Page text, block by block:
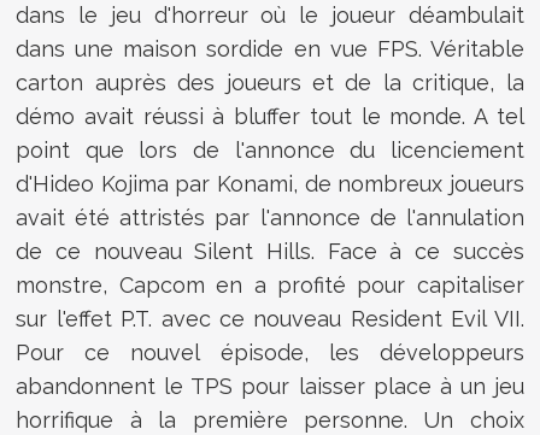
dans le jeu d'horreur où le joueur déambulait
dans une maison sordide en vue FPS. Véritable
carton auprès des joueurs et de la critique, la
démo avait réussi à bluffer tout le monde. A tel
point que lors de l'annonce du licenciement
d'Hideo Kojima par Konami, de nombreux joueurs
avait été attristés par l'annonce de l'annulation
de ce nouveau Silent Hills. Face à ce succès
monstre, Capcom en a profité pour capitaliser
sur l'effet P.T. avec ce nouveau Resident Evil VII.
Pour ce nouvel épisode, les développeurs
abandonnent le TPS pour laisser place à un jeu
horrifique à la première personne. Un choix